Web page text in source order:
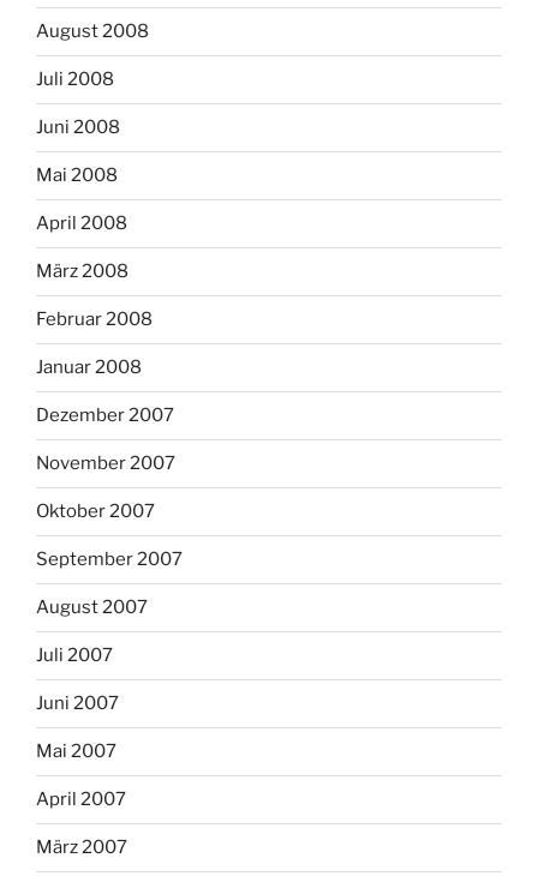
August 2008
Juli 2008
Juni 2008
Mai 2008
April 2008
März 2008
Februar 2008
Januar 2008
Dezember 2007
November 2007
Oktober 2007
September 2007
August 2007
Juli 2007
Juni 2007
Mai 2007
April 2007
März 2007